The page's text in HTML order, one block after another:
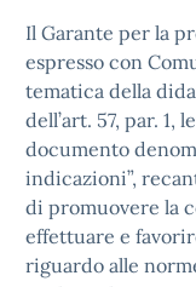
Il Garante per la
espresso con
tematica della
dell’art. 57, par. 1,
documento
indicazioni”,
di promuovere la
effettuare e
riguardo alle